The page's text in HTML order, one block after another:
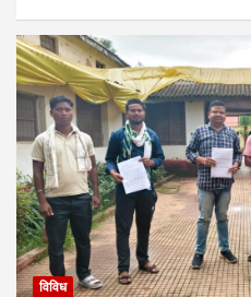
विविध